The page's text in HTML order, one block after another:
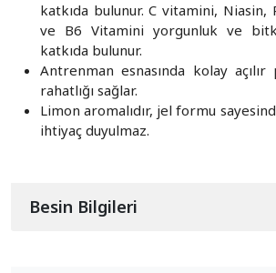
katkıda bulunur. C vitamini,
ve B6 Vitamini yorgunluk ve
katkıda bulunur.
Antrenman esnasında kolay
rahatlığı sağlar.
Limon aromalıdır, jel formu
ihtiyaç duyulmaz.
Besin Bilgileri